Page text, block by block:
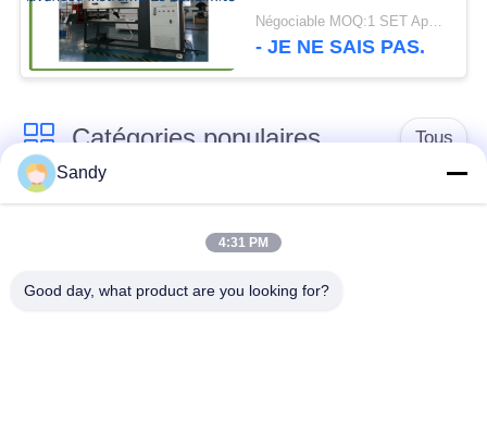
revêtements de sol
ASTM E648 ISO 9239-
Négociable MOQ:1 SET Appareil d'essai de panneau de rayonnement pour plancher
- JE NE SAIS PAS.
Catégories populaires Tous
Équipement de test
Équipement de test
d'huile
Équipement d'essai
Machine d'essai de
Sandy
4:31 PM
Good day, what product are you looking for?